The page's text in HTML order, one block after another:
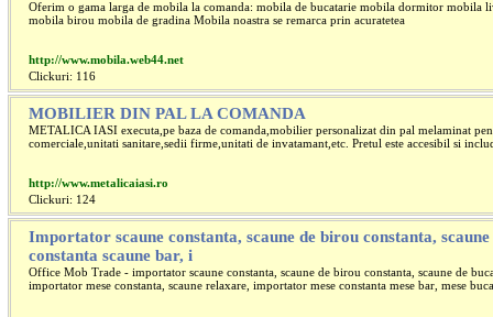
Oferim o gama larga de mobila la comanda: mobila de bucatarie mobila dormitor mobila
mobila birou mobila de gradina Mobila noastra se remarca prin acuratetea
http://www.mobila.web44.net
Clickuri: 116
MOBILIER DIN PAL LA COMANDA
METALICA IASI executa,pe baza de comanda,mobilier personalizat din pal melaminat
comerciale,unitati sanitare,sedii firme,unitati de invatamant,etc. Pretul este accesibil si
http://www.metalicaiasi.ro
Clickuri: 124
Importator scaune constanta, scaune de birou constanta,
constanta scaune bar, i
Office Mob Trade - importator scaune constanta, scaune de birou constanta, scaune de
importator mese constanta, scaune relaxare, importator mese constanta mese bar, mese